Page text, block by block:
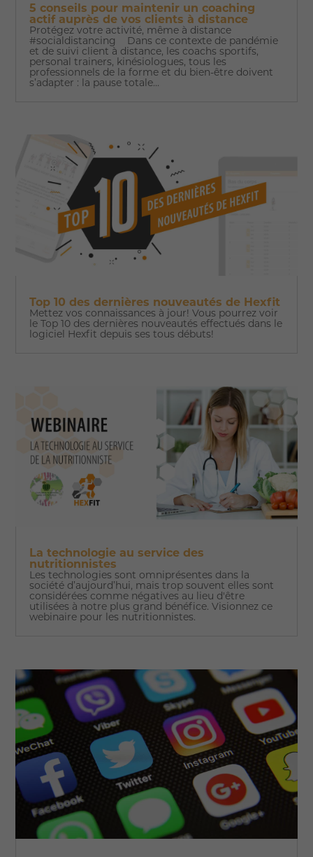
5 conseils pour maintenir un coaching
actif auprès de vos clients à distance
Protégez votre activité, même à distance
#socialdistancing Dans ce contexte de pandémie
et de suivi client à distance, les coachs sportifs,
personal trainers, kinésiologues, tous les
professionnels de la forme et du bien-être doivent
s’adapter : la pause totale...
Top 10 des dernières nouveautés de Hexfit
Mettez vos connaissances à jour! Vous pourrez voir
le Top 10 des dernières nouveautés effectués dans le
logiciel Hexfit depuis ses tous débuts!
La technologie au service des
nutritionnistes
Les technologies sont omniprésentes dans la
société d’aujourd’hui, mais trop souvent elles sont
considérées comme négatives au lieu d'être
utilisées à notre plus grand bénéfice. Visionnez ce
webinaire pour les nutritionnistes.